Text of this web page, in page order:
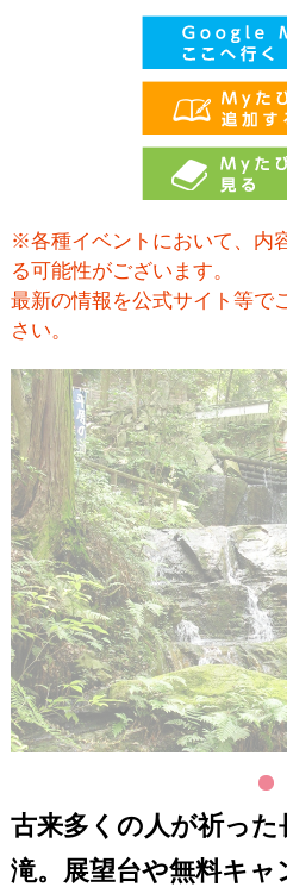
※各種イベントにおいて、内
る可能性がございます。
最新の情報を公式サイト等で
さい。
古来多くの人が祈った
滝。展望台や無料キャ